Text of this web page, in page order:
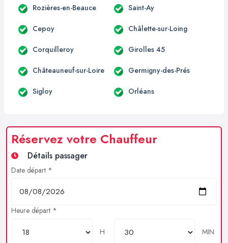
Rozières-en-Beauce Saint-Ay
Cepoy Châlette-sur-Loing
Corquilleroy Girolles 45
Châteauneuf-sur-Loire Germigny-des-Prés
Sigloy Orléans
Réservez votre Chauffeur
Détails passager
Date départ *
Heure départ *
H
MIN